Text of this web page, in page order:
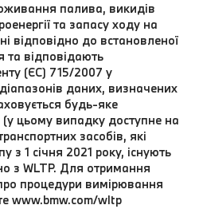
палива, викидів
та запасу ходу на
відповідно до встановленої
та відповідають
(ЄС) 715/2007 у
даних, визначених
будь-яке
цьому випадку доступне на
засобів, які
з 1 січня 2021 року, існують
з WLTP. Для отримання
процедури вимірювання
www.bmw.com/wltp